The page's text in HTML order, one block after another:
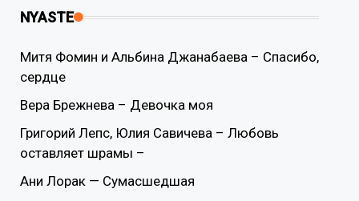
NYASTE
Митя Фомин и Альбина Джанабаева – Спасибо,
сердце
Вера Брежнева – Девочка моя
Григорий Лепс, Юлия Савичева – Любовь
оставляет шрамы –
Ани Лорак — Сумасшедшая